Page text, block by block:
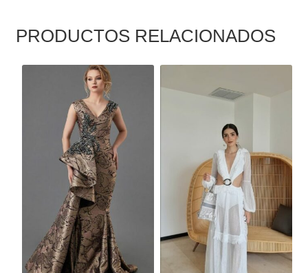
PRODUCTOS RELACIONADOS
PRODUCTO
MÚLTIPLES
VARIANTES.
OPCIONES
PUEDEN
ELEGIR
EN
LA
PRODUCTO
VARIANTES.
OPCIONES
PUEDEN
ELEGIR
EN